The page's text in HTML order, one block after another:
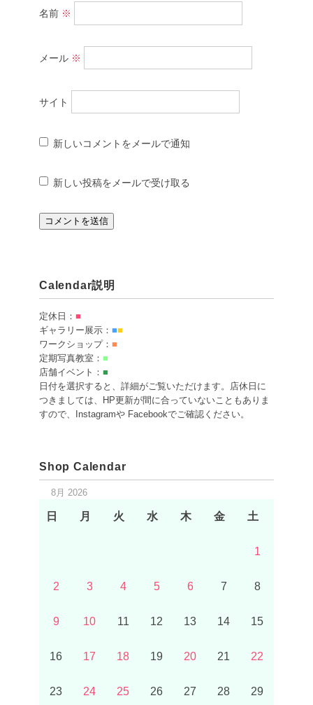
名前 ※
メール ※
サイト
新しいコメントをメールで通知
新しい投稿をメールで受け取る
Calendar説明
定休日： ■
ギャラリー展示： ■■
ワークショップ： ■
定期写真教室： ■
店舗イベント： ■
日付を選択すると、詳細がご覧いただけます。店休日に
つきましては、HP更新が間に合っていないこともありま
すので、Instagramや Facebookでご確認ください。
Shop Calendar
8月 2026
日 月 火 水 木 金 土
1
2 3 4 5 6 7 8
9 10 11 12 13 14 15
16 17 18 19 20 21 22
23 24 25 26 27 28 29